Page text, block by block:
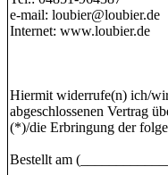
e-mail: loubier@loubier.de
Internet: www.loubier.de
Hiermit widerrufe(n) ich/
abgeschlossenen Vertrag
(*)/die Erbringung der
Bestellt am